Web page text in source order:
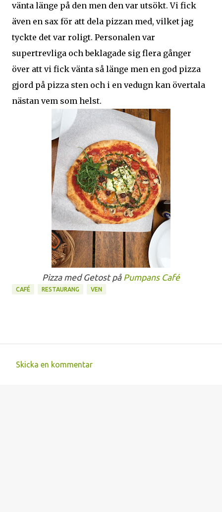
vänta länge på den men den var utsökt. Vi fick
även en sax för att dela pizzan med, vilket jag
tyckte det var roligt. Personalen var
supertrevliga och beklagade sig flera gånger
över att vi fick vänta så länge men en god pizza
gjord på pizza sten och i en vedugn kan övertala
nästan vem som helst.
Pizza med Getost på Pumpans Café
CAFÉ RESTAURANG VEN
Skicka en kommentar